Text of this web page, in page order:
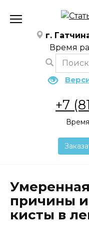
содержанию
г.
Время
+7
причины
кисты в